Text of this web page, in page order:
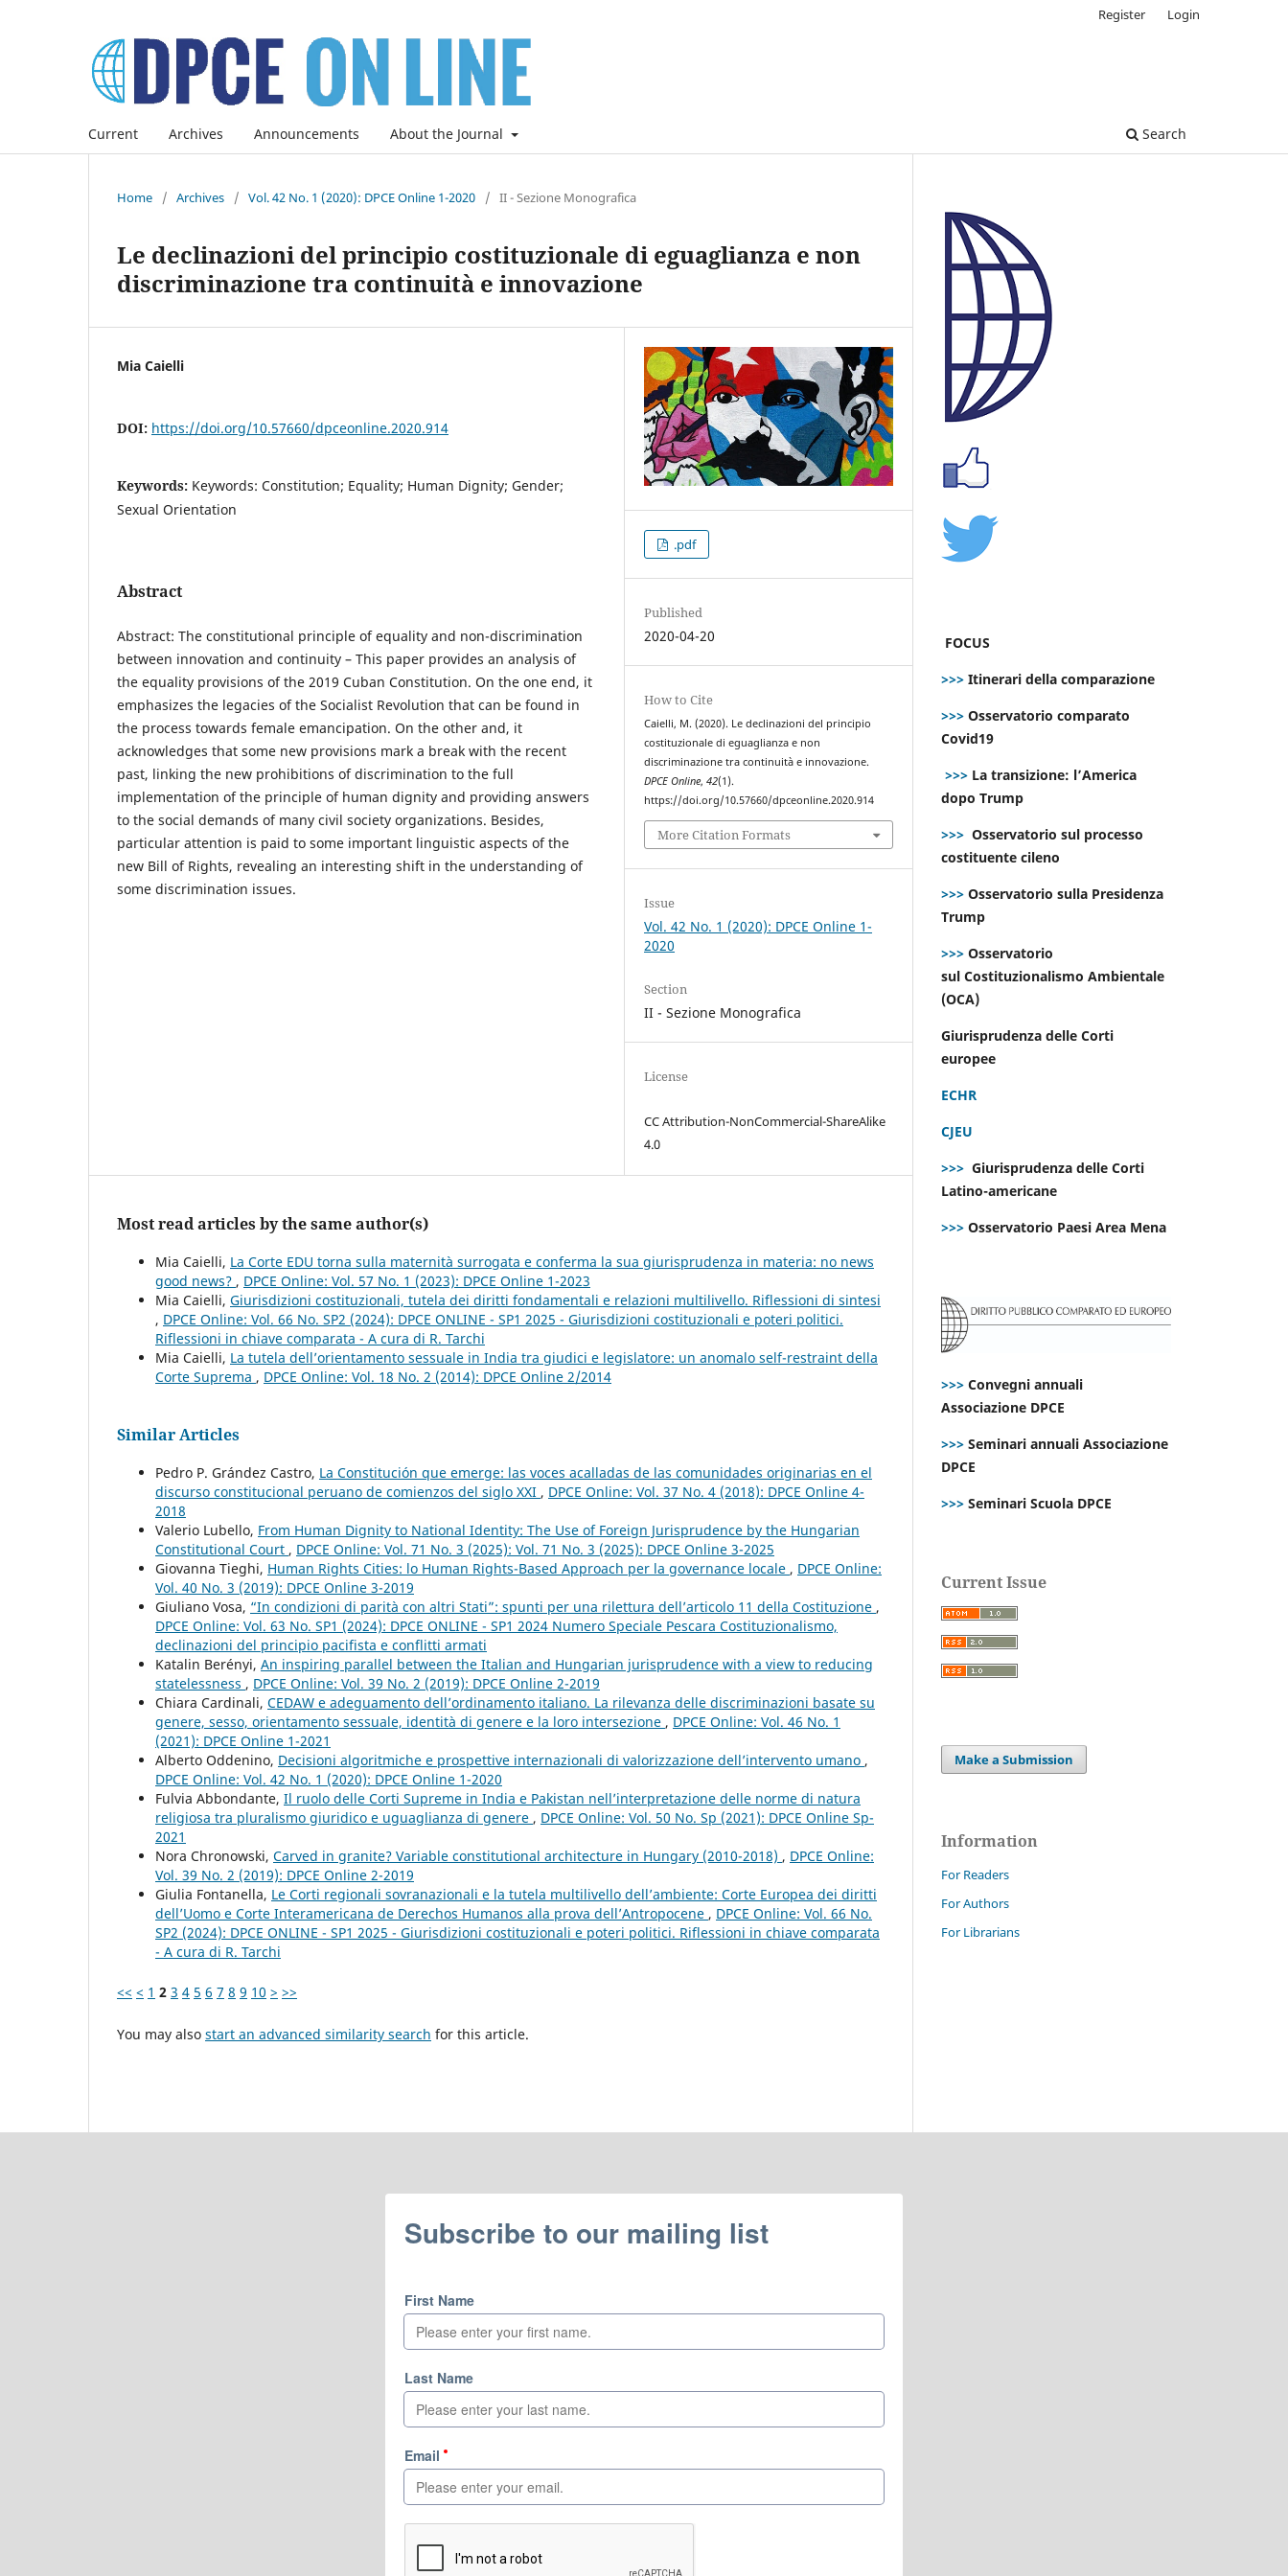
Current Archives Announcements About the Journal Search
Register Login
Home / Archives / Vol. 42 No. 1 (2020): DPCE Online 1-2020 / II - Sezione Monografica
Le declinazioni del principio costituzionale di eguaglianza e non
discriminazione tra continuità e innovazione
Mia Caielli
DOI: https://doi.org/10.57660/dpceonline.2020.914
Keywords: Keywords: Constitution; Equality; Human Dignity; Gender;
Sexual Orientation
Abstract
Abstract: The constitutional principle of equality and non-discrimination
between innovation and continuity – This paper provides an analysis of
the equality provisions of the 2019 Cuban Constitution. On the one end, it
emphasizes the legacies of the Socialist Revolution that can be found in
the process towards female emancipation. On the other and, it
acknowledges that some new provisions mark a break with the recent
past, linking the new prohibitions of discrimination to the full
implementation of the principle of human dignity and providing answers
to the social demands of many civil society organizations. Besides,
particular attention is paid to some important linguistic aspects of the
new Bill of Rights, revealing an interesting shift in the understanding of
some discrimination issues.
.pdf
Published
2020-04-20
How to Cite
Caielli, M. (2020). Le declinazioni del principio
costituzionale di eguaglianza e non
discriminazione tra continuità e innovazione.
DPCE Online,42(1).
https://doi.org/10.57660/dpceonline.2020.914
More Citation Formats
Issue
Vol. 42 No. 1 (2020): DPCE Online 1-
2020
Section
II - Sezione Monografica
License
CC Attribution-NonCommercial-ShareAlike
4.0
Most read articles by the same author(s)
Mia Caielli, La Corte EDU torna sulla maternità surrogata e conferma la sua giurisprudenza in materia: no news
good news? , DPCE Online: Vol. 57 No. 1 (2023): DPCE Online 1-2023
Mia Caielli, Giurisdizioni costituzionali, tutela dei diritti fondamentali e relazioni multilivello. Riflessioni di sintesi
, DPCE Online: Vol. 66 No. SP2 (2024): DPCE ONLINE - SP1 2025 - Giurisdizioni costituzionali e poteri politici.
Riflessioni in chiave comparata - A cura di R. Tarchi
Mia Caielli, La tutela dell’orientamento sessuale in India tra giudici e legislatore: un anomalo self-restraint della
Corte Suprema , DPCE Online: Vol. 18 No. 2 (2014): DPCE Online 2/2014
Similar Articles
Pedro P. Grández Castro, La Constitución que emerge: las voces acalladas de las comunidades originarias en el
discurso constitucional peruano de comienzos del siglo XXI , DPCE Online: Vol. 37 No. 4 (2018): DPCE Online 4-
2018
Valerio Lubello, From Human Dignity to National Identity: The Use of Foreign Jurisprudence by the Hungarian
Constitutional Court , DPCE Online: Vol. 71 No. 3 (2025): Vol. 71 No. 3 (2025): DPCE Online 3-2025
Giovanna Tieghi, Human Rights Cities: lo Human Rights-Based Approach per la governance locale , DPCE Online:
Vol. 40 No. 3 (2019): DPCE Online 3-2019
Giuliano Vosa, “In condizioni di parità con altri Stati”: spunti per una rilettura dell’articolo 11 della Costituzione ,
DPCE Online: Vol. 63 No. SP1 (2024): DPCE ONLINE - SP1 2024 Numero Speciale Pescara Costituzionalismo,
declinazioni del principio pacifista e conflitti armati
Katalin Berényi, An inspiring parallel between the Italian and Hungarian jurisprudence with a view to reducing
statelessness , DPCE Online: Vol. 39 No. 2 (2019): DPCE Online 2-2019
Chiara Cardinali, CEDAW e adeguamento dell’ordinamento italiano. La rilevanza delle discriminazioni basate su
genere, sesso, orientamento sessuale, identità di genere e la loro intersezione , DPCE Online: Vol. 46 No. 1
(2021): DPCE Online 1-2021
Alberto Oddenino, Decisioni algoritmiche e prospettive internazionali di valorizzazione dell’intervento umano ,
DPCE Online: Vol. 42 No. 1 (2020): DPCE Online 1-2020
Fulvia Abbondante, Il ruolo delle Corti Supreme in India e Pakistan nell’interpretazione delle norme di natura
religiosa tra pluralismo giuridico e uguaglianza di genere , DPCE Online: Vol. 50 No. Sp (2021): DPCE Online Sp-
2021
Nora Chronowski, Carved in granite? Variable constitutional architecture in Hungary (2010-2018) , DPCE Online:
Vol. 39 No. 2 (2019): DPCE Online 2-2019
Giulia Fontanella, Le Corti regionali sovranazionali e la tutela multilivello dell’ambiente: Corte Europea dei diritti
dell’Uomo e Corte Interamericana de Derechos Humanos alla prova dell’Antropocene , DPCE Online: Vol. 66 No.
SP2 (2024): DPCE ONLINE - SP1 2025 - Giurisdizioni costituzionali e poteri politici. Riflessioni in chiave comparata
- A cura di R. Tarchi
<< < 1 2 3 4 5 6 7 8 9 10 > >>
You may also start an advanced similarity search for this article.
FOCUS
>>> Itinerari della comparazione
>>> Osservatorio comparato
Covid19
>>> La transizione: l’America
dopo Trump
>>> Osservatorio sul processo
costituente cileno
>>> Osservatorio sulla Presidenza
Trump
>>> Osservatorio
sul Costituzionalismo Ambientale
(OCA)
Giurisprudenza delle Corti
europee
ECHR
CJEU
>>> Giurisprudenza delle Corti
Latino-americane
>>> Osservatorio Paesi Area Mena
>>> Convegni annuali
Associazione DPCE
>>> Seminari annuali Associazione
DPCE
>>> Seminari Scuola DPCE
Current Issue
Make a Submission
Information
For Readers
For Authors
For Librarians